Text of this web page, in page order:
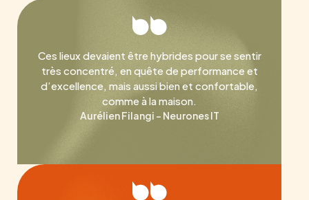
Ces lieux devaient être hybrides pour se sentir
très concentré, en quête de performance et
d’excellence, mais aussi bien et confortable,
comme à la maison.
Aurélien Filangi – Neurones IT